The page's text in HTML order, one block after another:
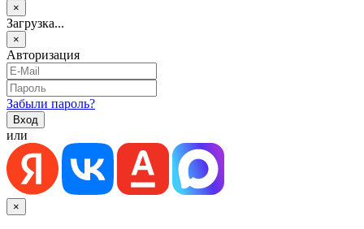
×
Загрузка...
×
Авторизация
Забыли пароль?
или
×